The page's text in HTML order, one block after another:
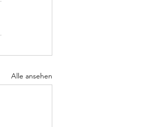
Alle ansehen